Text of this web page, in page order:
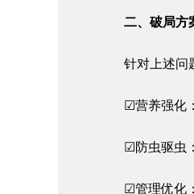
二、破局方
针对上述问
☑营养强化：
☑防虫驱虫：
☑管理优化：